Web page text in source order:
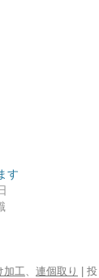
す
加工、 連個取り
| 投